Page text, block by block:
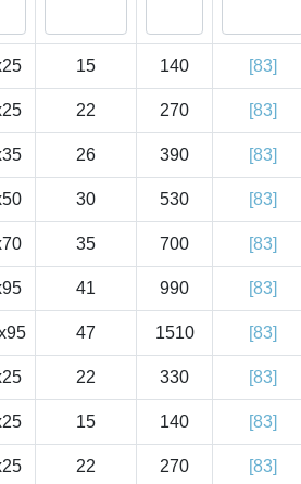
15 140 [83]
22 270 [83]
26 390 [83]
30 530 [83]
35 700 [83]
41 990 [83]
47 1510 [83]
22 330 [83]
15 140 [83]
22 270 [83]